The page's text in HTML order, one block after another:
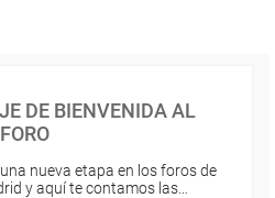
DE BIENVENIDA AL
nueva etapa en los foros de
y aquí te contamos las…